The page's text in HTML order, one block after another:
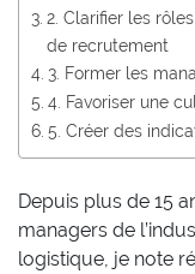
2. Clarifier les
de recrutement
3. Former les
4. Favoriser une
5. Créer des
Depuis plus de 15
managers de
logistique, je note